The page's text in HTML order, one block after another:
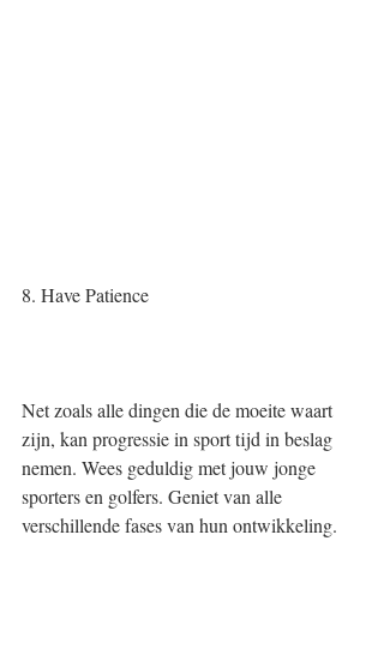
8. Have Patience
Net zoals alle dingen die de moeite waart
zijn, kan progressie in sport tijd in beslag
nemen. Wees geduldig met jouw jonge
sporters en golfers. Geniet van alle
verschillende fases van hun ontwikkeling.